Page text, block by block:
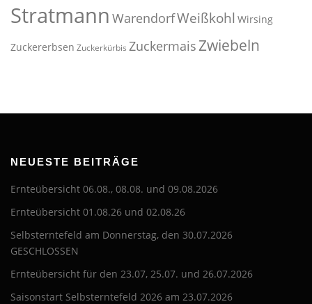
Stratmann WarendorfWeißkohl Wirsing
Zuckererbsen Zuckerkürbis Zuckermais Zwiebeln
NEUESTE BEITRÄGE
Ernteübersicht 06.08., 08.08. und 09.08.2026
Ernteübersicht 01.08.26 und 02.08.26
Selbsterntefeld am Donnerstag, den 30.07.2026
GESCHLOSSEN
Ernteübersicht für den 23.07, 25.07. und 26.07.2026
Saisonstart Selbsterntefeld 2026 am 23.07.2026